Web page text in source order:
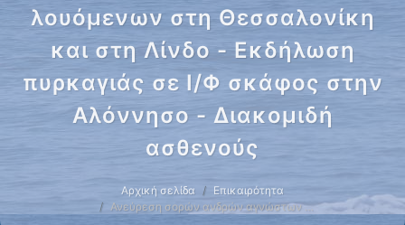
λουόμενων στη Θεσσαλονίκη
και στη Λίνδο - Εκδήλωση
πυρκαγιάς σε Ι/Φ σκάφος στην
Αλόννησο - Διακομιδή
ασθενούς
Αρχική σελίδα
Επικαιρότητα
Ανεύρεση σορών ανδρών αγνώστων …